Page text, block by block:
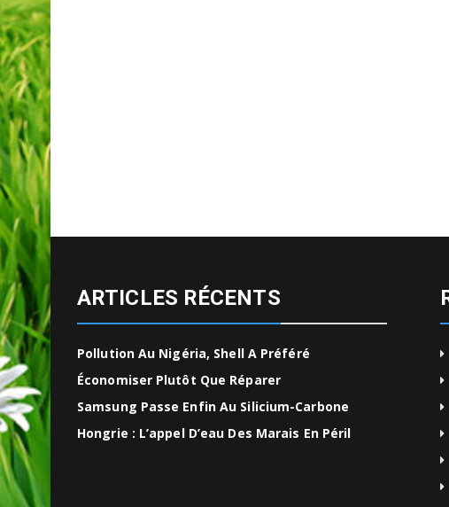
ARTICLES RÉCENTS
Pollution Au Nigéria, Shell A Préféré
Économiser Plutôt Que Réparer
Samsung Passe Enfin Au Silicium-Carbone
Hongrie : L’appel D’eau Des Marais En Péril